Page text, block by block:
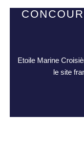
Etoile Marine
le site